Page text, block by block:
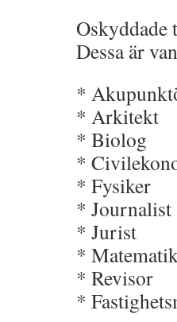
Oskyddade
Dessa är
*
* Arkitekt
* Biolog
*
* Fysiker
* Journalist
* Jurist
*
* Revisor
*